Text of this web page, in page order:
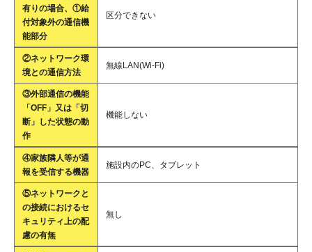
有りの場合、①給
付対象外の通信機
能部分
区分できない
②ネットワーク環
境との通信方法
無線LAN(Wi-Fi)
③外部通信の機能
「OFF」又は「切
断」した状態の動
作
機能しない
④家族隣人等が通
報を受信する機器
施設内のPC、タブレット
⑤ネットワークと
の接続におけるセ
キュリティ上の配
慮の有無
無し